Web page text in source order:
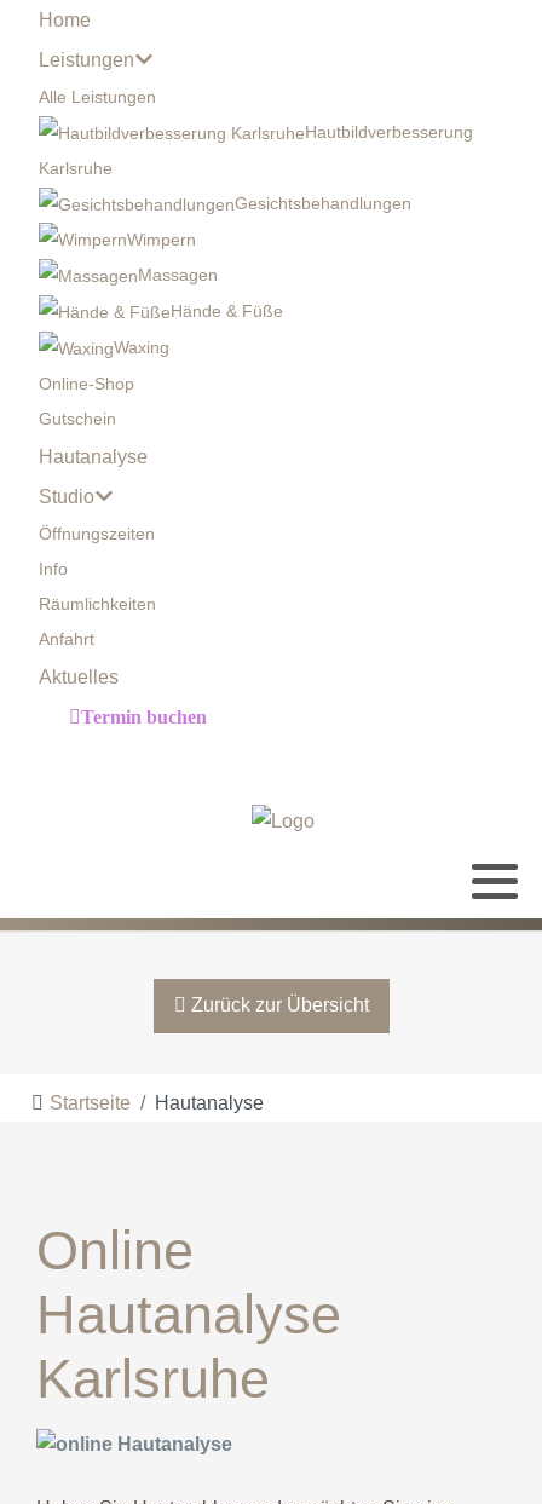
Home
Leistungen
Alle Leistungen
Hautbildverbesserung
Karlsruhe
Gesichtsbehandlungen
Wimpern
Massagen
Hände & Füße
Waxing
Online-Shop
Gutschein
Hautanalyse
Studio
Öffnungszeiten
Info
Räumlichkeiten
Anfahrt
Aktuelles
Termin buchen
Zurück zur Übersicht
Startseite Hautanalyse
Online
Hautanalyse
Karlsruhe